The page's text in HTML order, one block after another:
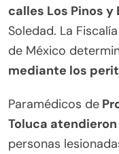
calles Los Pinos y
Soledad. La
de México
mediante los
Paramédicos de
Toluca
personas